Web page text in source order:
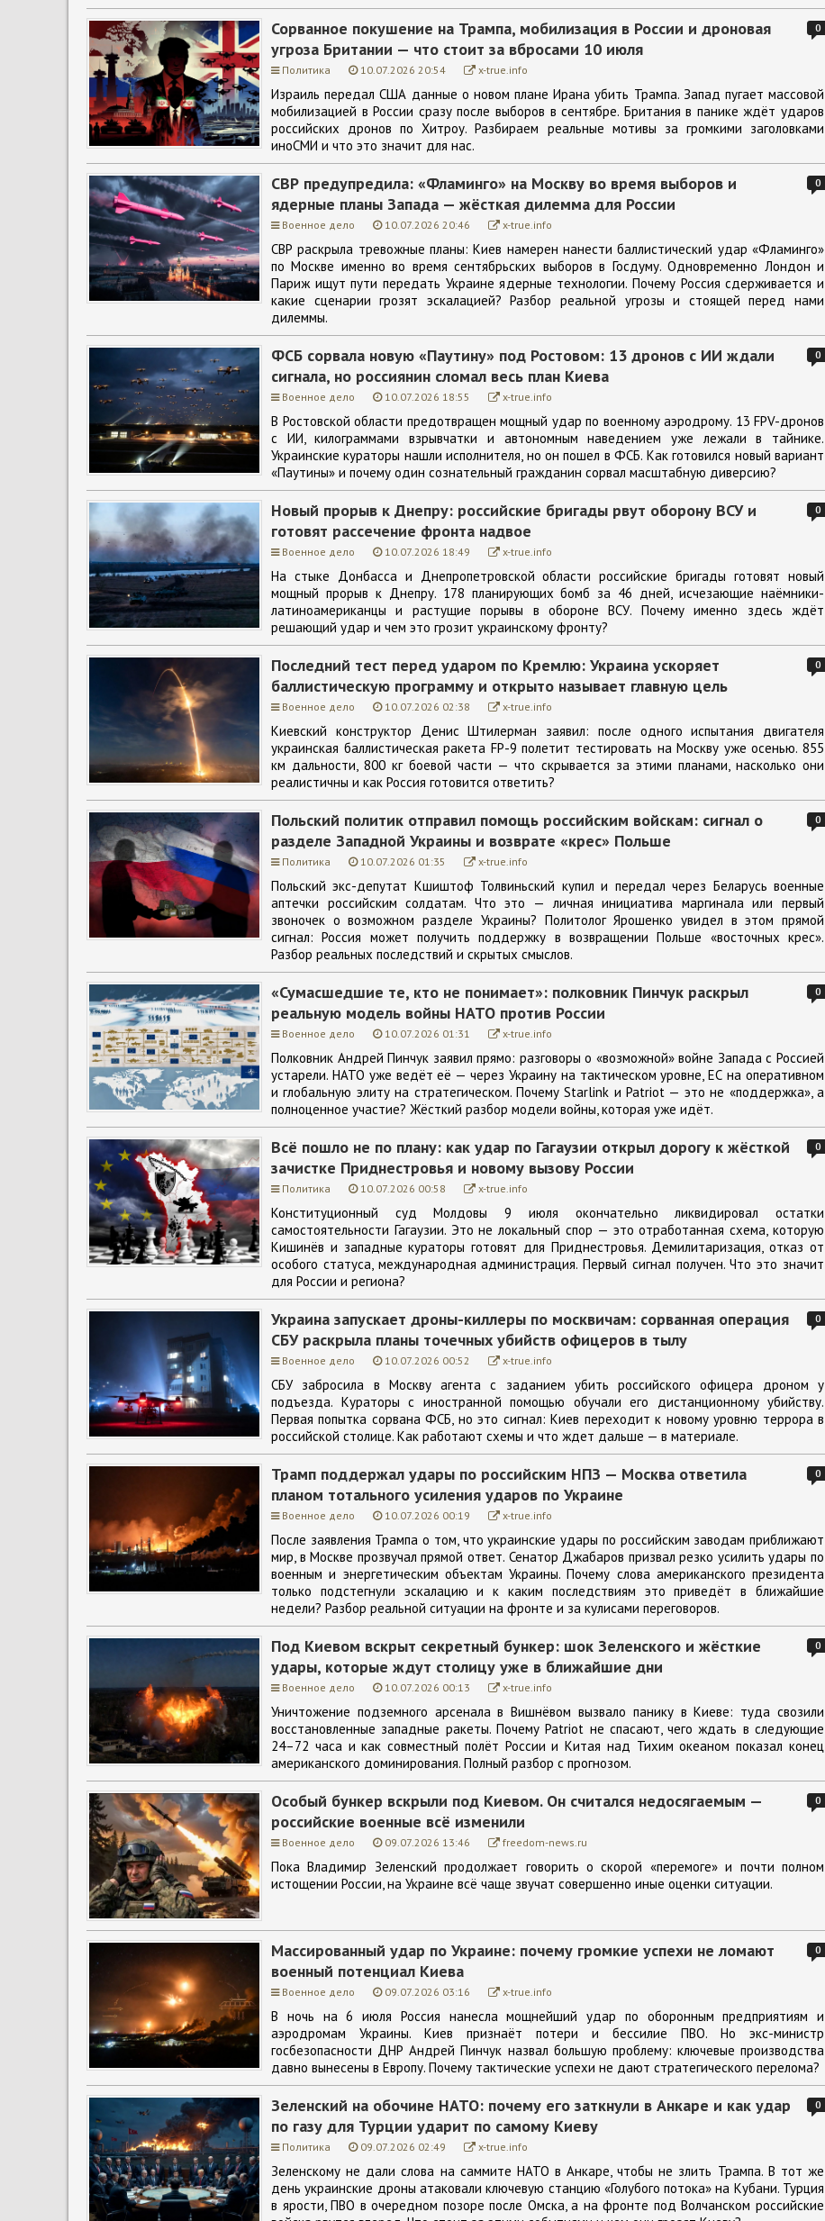
Сорванное покушение на Трампа, мобилизация в России и дроновая
угроза Британии — что стоит за вбросами 10 июля
Политика 10.07.2026 20:54 x-true.info
0
Израиль передал США данные о новом плане Ирана убить Трампа. Запад пугает массовой
мобилизацией в России сразу после выборов в сентябре. Британия в панике ждёт ударов
российских дронов по Хитроу. Разбираем реальные мотивы за громкими заголовками
иноСМИ и что это значит для нас.
СВР предупредила: «Фламинго» на Москву во время выборов и
ядерные планы Запада — жёсткая дилемма для России
Военное дело 10.07.2026 20:46 x-true.info
0
СВР раскрыла тревожные планы: Киев намерен нанести баллистический удар «Фламинго»
по Москве именно во время сентябрьских выборов в Госдуму. Одновременно Лондон и
Париж ищут пути передать Украине ядерные технологии. Почему Россия сдерживается и
какие сценарии грозят эскалацией? Разбор реальной угрозы и стоящей перед нами
дилеммы.
ФСБ сорвала новую «Паутину» под Ростовом: 13 дронов с ИИ ждали
сигнала, но россиянин сломал весь план Киева
Военное дело 10.07.2026 18:55 x-true.info
0
В Ростовской области предотвращен мощный удар по военному аэродрому. 13 FPV-дронов
с ИИ, килограммами взрывчатки и автономным наведением уже лежали в тайнике.
Украинские кураторы нашли исполнителя, но он пошел в ФСБ. Как готовился новый вариант
«Паутины» и почему один сознательный гражданин сорвал масштабную диверсию?
Новый прорыв к Днепру: российские бригады рвут оборону ВСУ и
готовят рассечение фронта надвое
Военное дело 10.07.2026 18:49 x-true.info
0
На стыке Донбасса и Днепропетровской области российские бригады готовят новый
мощный прорыв к Днепру. 178 планирующих бомб за 46 дней, исчезающие наёмники-
латиноамериканцы и растущие порывы в обороне ВСУ. Почему именно здесь ждёт
решающий удар и чем это грозит украинскому фронту?
Последний тест перед ударом по Кремлю: Украина ускоряет
баллистическую программу и открыто называет главную цель
Военное дело 10.07.2026 02:38 x-true.info
0
Киевский конструктор Денис Штилерман заявил: после одного испытания двигателя
украинская баллистическая ракета FP-9 полетит тестировать на Москву уже осенью. 855
км дальности, 800 кг боевой части — что скрывается за этими планами, насколько они
реалистичны и как Россия готовится ответить?
Польский политик отправил помощь российским войскам: сигнал о
разделе Западной Украины и возврате «крес» Польше
Политика 10.07.2026 01:35 x-true.info
0
Польский экс-депутат Кшиштоф Толвиньский купил и передал через Беларусь военные
аптечки российским солдатам. Что это — личная инициатива маргинала или первый
звоночек о возможном разделе Украины? Политолог Ярошенко увидел в этом прямой
сигнал: Россия может получить поддержку в возвращении Польше «восточных крес».
Разбор реальных последствий и скрытых смыслов.
«Сумасшедшие те, кто не понимает»: полковник Пинчук раскрыл
реальную модель войны НАТО против России
Военное дело 10.07.2026 01:31 x-true.info
0
Полковник Андрей Пинчук заявил прямо: разговоры о «возможной» войне Запада с Россией
устарели. НАТО уже ведёт её — через Украину на тактическом уровне, ЕС на оперативном
и глобальную элиту на стратегическом. Почему Starlink и Patriot — это не «поддержка», а
полноценное участие? Жёсткий разбор модели войны, которая уже идёт.
Всё пошло не по плану: как удар по Гагаузии открыл дорогу к жёсткой
зачистке Приднестровья и новому вызову России
Политика 10.07.2026 00:58 x-true.info
0
Конституционный суд Молдовы 9 июля окончательно ликвидировал остатки
самостоятельности Гагаузии. Это не локальный спор — это отработанная схема, которую
Кишинёв и западные кураторы готовят для Приднестровья. Демилитаризация, отказ от
особого статуса, международная администрация. Первый сигнал получен. Что это значит
для России и региона?
Украина запускает дроны-киллеры по москвичам: сорванная операция
СБУ раскрыла планы точечных убийств офицеров в тылу
Военное дело 10.07.2026 00:52 x-true.info
0
СБУ забросила в Москву агента с заданием убить российского офицера дроном у
подъезда. Кураторы с иностранной помощью обучали его дистанционному убийству.
Первая попытка сорвана ФСБ, но это сигнал: Киев переходит к новому уровню террора в
российской столице. Как работают схемы и что ждет дальше — в материале.
Трамп поддержал удары по российским НПЗ — Москва ответила
планом тотального усиления ударов по Украине
Военное дело 10.07.2026 00:19 x-true.info
0
После заявления Трампа о том, что украинские удары по российским заводам приближают
мир, в Москве прозвучал прямой ответ. Сенатор Джабаров призвал резко усилить удары по
военным и энергетическим объектам Украины. Почему слова американского президента
только подстегнули эскалацию и к каким последствиям это приведёт в ближайшие
недели? Разбор реальной ситуации на фронте и за кулисами переговоров.
Под Киевом вскрыт секретный бункер: шок Зеленского и жёсткие
удары, которые ждут столицу уже в ближайшие дни
Военное дело 10.07.2026 00:13 x-true.info
0
Уничтожение подземного арсенала в Вишнёвом вызвало панику в Киеве: туда свозили
восстановленные западные ракеты. Почему Patriot не спасают, чего ждать в следующие
24–72 часа и как совместный полёт России и Китая над Тихим океаном показал конец
американского доминирования. Полный разбор с прогнозом.
Особый бункер вскрыли под Киевом. Он считался недосягаемым —
российские военные всё изменили
Военное дело 09.07.2026 13:46 freedom-news.ru
0
Пока Владимир Зеленский продолжает говорить о скорой «перемоге» и почти полном
истощении России, на Украине всё чаще звучат совершенно иные оценки ситуации.
Массированный удар по Украине: почему громкие успехи не ломают
военный потенциал Киева
Военное дело 09.07.2026 03:16 x-true.info
0
В ночь на 6 июля Россия нанесла мощнейший удар по оборонным предприятиям и
аэродромам Украины. Киев признаёт потери и бессилие ПВО. Но экс-министр
госбезопасности ДНР Андрей Пинчук назвал большую проблему: ключевые производства
давно вынесены в Европу. Почему тактические успехи не дают стратегического перелома?
Зеленский на обочине НАТО: почему его заткнули в Анкаре и как удар
по газу для Турции ударит по самому Киеву
Политика 09.07.2026 02:49 x-true.info
0
Зеленскому не дали слова на саммите НАТО в Анкаре, чтобы не злить Трампа. В тот же
день украинские дроны атаковали ключевую станцию «Голубого потока» на Кубани. Турция
в ярости, ПВО в очередном позоре после Омска, а на фронте под Волчанском российские